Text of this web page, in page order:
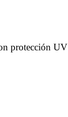
protección UV